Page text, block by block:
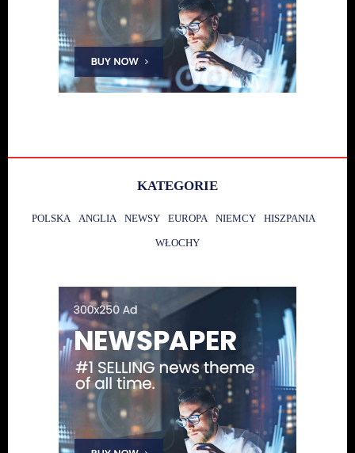
KATEGORIE
POLSKA ANGLIA NEWSY EUROPA NIEMCY HISZPANIA
WŁOCHY